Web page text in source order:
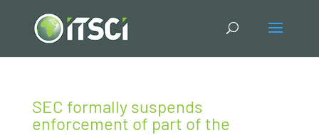
SEC formally suspends
enforcement of part of the